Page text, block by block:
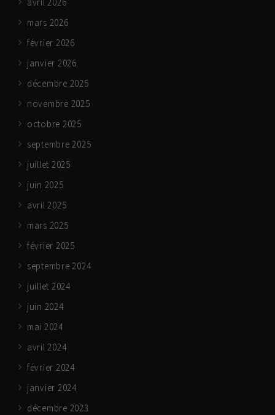
mars 2026
février 2026
janvier 2026
décembre 2025
novembre 2025
octobre 2025
septembre 2025
juillet 2025
juin 2025
avril 2025
mars 2025
février 2025
septembre 2024
juillet 2024
juin 2024
mai 2024
avril 2024
février 2024
janvier 2024
décembre 2023